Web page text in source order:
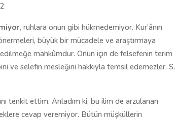
ruhlara onun gibi hükmedemiyor. Kur'ânın
büyük bir mücadele ve araştırmaya
mahkûmdur. Onun için de felsefenin terim
ve selefin mesleğini hakkıyla temsil edemezler. S.
tenkit ettim. Anladım ki, bu ilim de arzulanan
cevap veremiyor. Bütün müşküllerin